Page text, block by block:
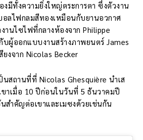
ทั้งความยิ่งใหญ่ตระการตา ซึ่งตัวงาน
อลไฟกลมสีทองเหมือนกับยานอวกาศ
านไซไฟที่กลางห้องจาก Philippe
บผู้ออกแบบงานสร้างภาพยนตร์ James
งจาก Nicolas Becker
สถานที่ที่ Nicolas Ghesquière นำเส
าเมื่อ 10 ปีก่อนในวันที่ 5 ธันวาคมปี
สำคัญต่อเขาและเมซงด้วยเช่นกัน